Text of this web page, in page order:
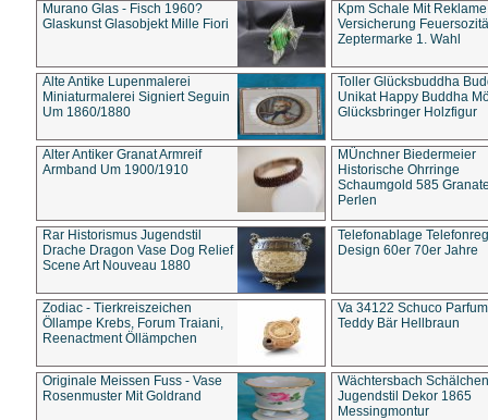
Murano Glas - Fisch 1960?
Glaskunst Glasobjekt Mille Fiori
Kpm Schale Mit Reklame
Versicherung
Zeptermarke 1. Wahl
Alte Antike Lupenmalerei
Miniaturmalerei Signiert Seguin
Um 1860/1880
Toller Glücksbuddha
Unikat Happy Buddha
Glücksbringer Holzfigur
Alter Antiker Granat Armreif
Armband Um 1900/1910
MÜnchner Biedermeier
Historische Ohrringe
Schaumgold 585
Perlen
Rar Historismus Jugendstil
Drache Dragon Vase Dog Relief
Scene Art Nouveau 1880
Telefonablage
Design 60er 70er Jahre
Zodiac - Tierkreiszeichen
Öllampe Krebs, Forum Traiani,
Reenactment Öllämpchen
Va 34122 Schuco
Teddy Bär Hellbraun
Originale Meissen Fuss - Vase
Rosenmuster Mit Goldrand
Wächtersbach Schälchen
Jugendstil Dekor 1865
Messingmontur